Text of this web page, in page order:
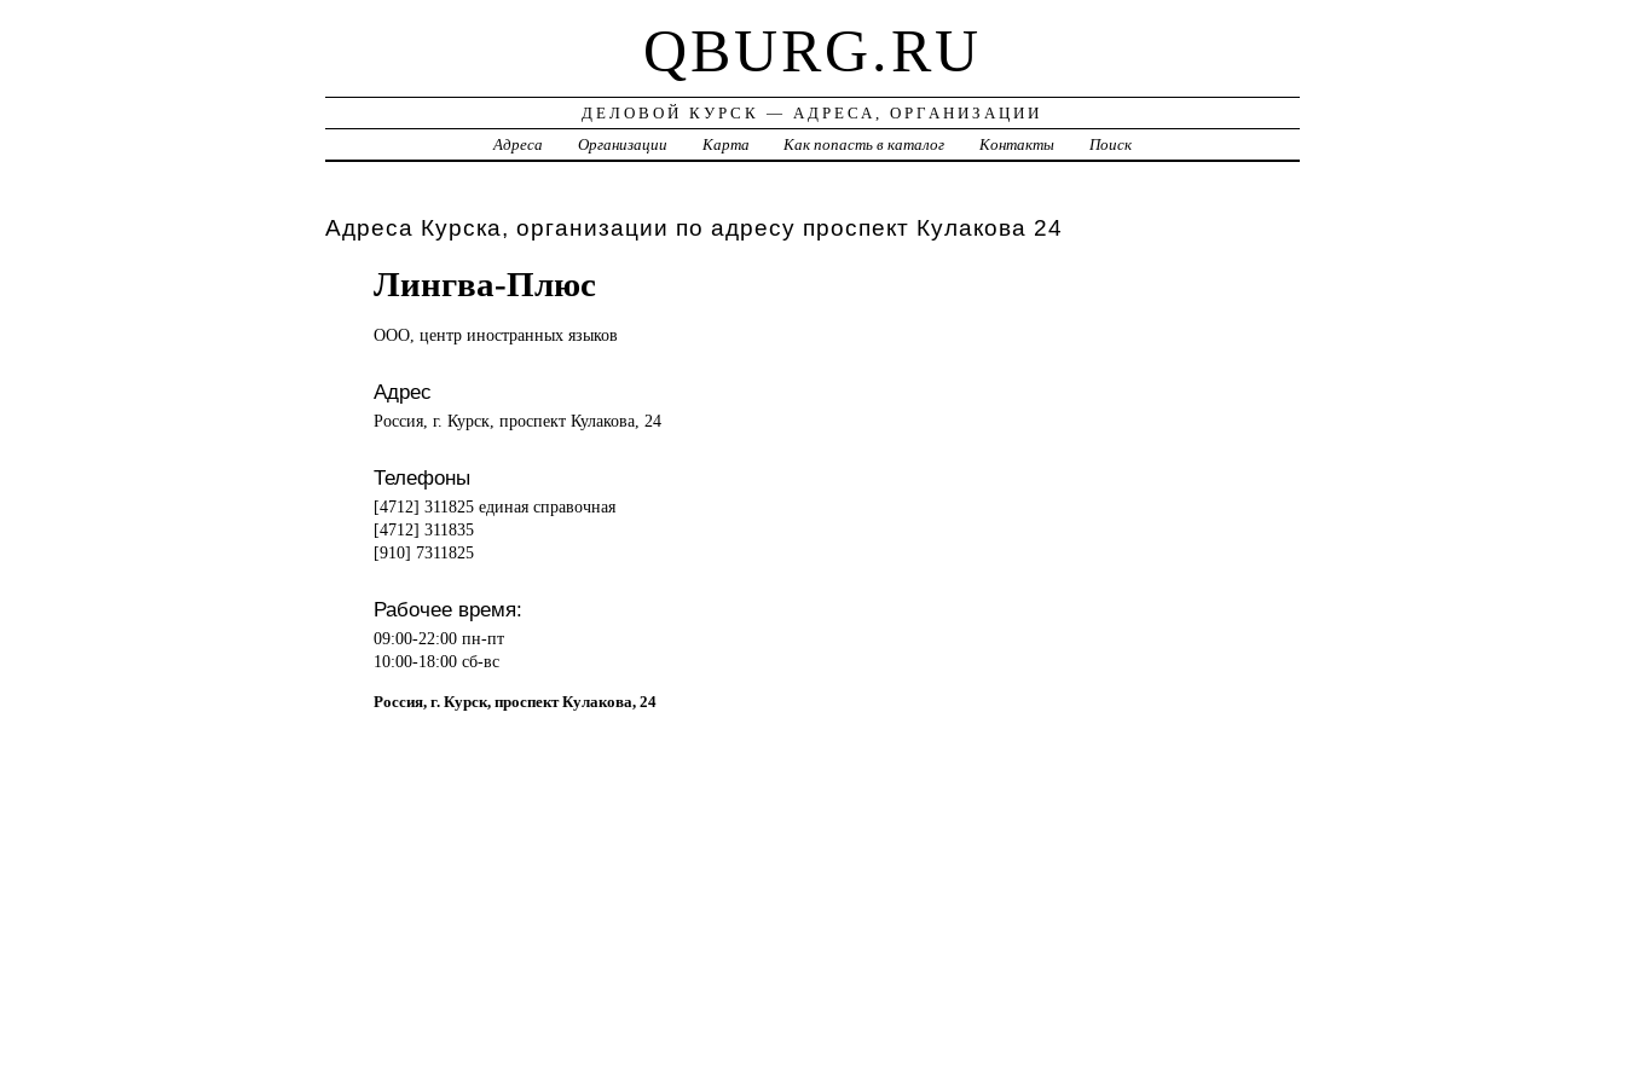
QBURG.RU
ДЕЛОВОЙ КУРСК — АДРЕСА, ОРГАНИЗАЦИИ
Адреса
Организации Карта Как попасть в каталог Контакты Поиск
Адреса Курска, организации по адресу проспект Кулакова 24
Лингва-Плюс
ООО, центр иностранных языков
Адрес
Россия, г. Курск, проспект Кулакова, 24
Телефоны
[4712] 311825 единая справочная
[4712] 311835
[910] 7311825
Рабочее время:
09:00-22:00 пн-пт
10:00-18:00 сб-вс
Россия, г. Курск, проспект Кулакова, 24